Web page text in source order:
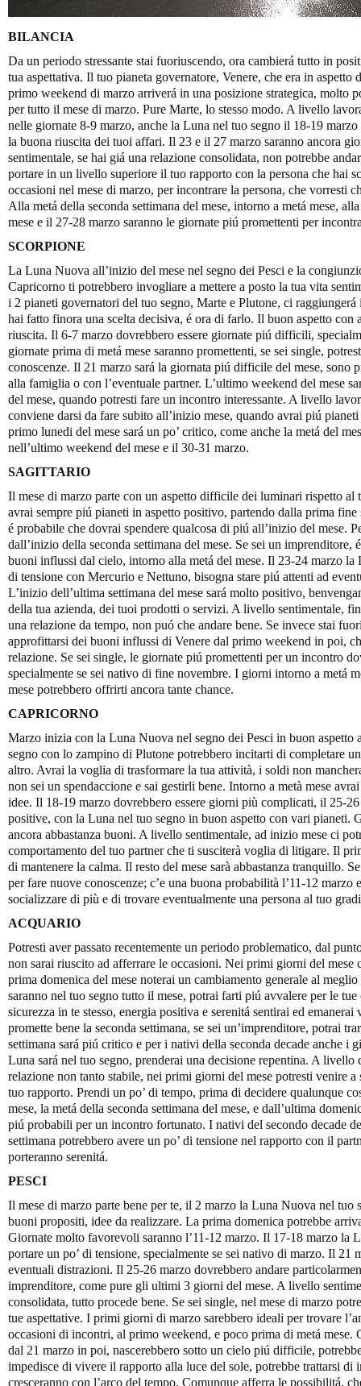
BILANCIA
Da un periodo stressante stai fuoriuscendo, ora cambierá tutto in
tua aspettativa. Il tuo pianeta governatore, Venere, che era in
primo weekend di marzo arriverá in una posizione strategica, molto
per tutto il mese di marzo. Pure Marte, lo stesso modo. A livello
nelle giornate 8-9 marzo, anche la Luna nel tuo segno il 18-19
la buona riuscita dei tuoi affari. Il 23 e il 27 marzo saranno ancora
sentimentale, se hai giá una relazione consolidata, non potrebbe
portare in un livello superiore il tuo rapporto con la persona che hai
occasioni nel mese di marzo, per incontrare la persona, che vorresti
Alla metá della seconda settimana del mese, intorno a metá mese,
mese e il 27-28 marzo saranno le giornate piú promettenti per
SCORPIONE
La Luna Nuova all’inizio del mese nel segno dei Pesci e la
Capricorno ti potrebbero invogliare a mettere a posto la tua vita
i 2 pianeti governatori del tuo segno, Marte e Plutone, ci raggiungerá
hai fatto finora una scelta decisiva, é ora di farlo. Il buon aspetto con
riuscita. Il 6-7 marzo dovrebbero essere giornate piú difficili,
giornate prima di metá mese saranno promettenti, se sei single,
conoscenze. Il 21 marzo sará la giornata piú difficile del mese, sono
alla famiglia o con l’eventuale partner. L’ultimo weekend del mese
del mese, quando potresti fare un incontro interessante. A livello
conviene darsi da fare subito all’inizio mese, quando avrai piú
primo lunedi del mese sará un po’ critico, come anche la metá del
nell’ultimo weekend del mese e il 30-31 marzo.
SAGITTARIO
Il mese di marzo parte con un aspetto difficile dei luminari rispetto al
avrai sempre piú pianeti in aspetto positivo, partendo dalla prima
é probabile che dovrai spendere qualcosa di piú all’inizio del mese.
dall’inizio della seconda settimana del mese. Se sei un imprenditore,
buoni influssi dal cielo, intorno alla metá del mese. Il 23-24 marzo la
di tensione con Mercurio e Nettuno, bisogna stare piú attenti ad
L’inizio dell’ultima settimana del mese sará molto positivo,
della tua azienda, dei tuoi prodotti o servizi. A livello sentimentale,
una relazione da tempo, non puó che andare bene. Se invece stai
approfittarsi dei buoni influssi di Venere dal primo weekend in poi,
relazione. Se sei single, le giornate piú promettenti per un incontro
specialmente se sei nativo di fine novembre. I giorni intorno a metá
mese potrebbero offrirti ancora tante chance.
CAPRICORNO
Marzo inizia con la Luna Nuova nel segno dei Pesci in buon aspetto
segno con lo zampino di Plutone potrebbero incitarti di completare
altro. Avrai la voglia di trasformare la tua attività, i soldi non
non sei un spendaccione e sai gestirli bene. Intorno a metà mese
idee. Il 18-19 marzo dovrebbero essere giorni più complicati, il 25-
positive, con la Luna nel tuo segno in buon aspetto con vari pianeti.
ancora abbastanza buoni. A livello sentimentale, ad inizio mese ci
comportamento del tuo partner che ti susciterà voglia di litigare. Il
di mantenere la calma. Il resto del mese sarà abbastanza tranquillo.
per fare nuove conoscenze; c’e una buona probabilità l’11-12 marzo
socializzare di più e di trovare eventualmente una persona al tuo
ACQUARIO
Potresti aver passato recentemente un periodo problematico, dal
non sarai riuscito ad afferrare le occasioni. Nei primi giorni del mese
prima domenica del mese noterai un cambiamento generale al
saranno nel tuo segno tutto il mese, potrai farti piú avvalere per le
sicurezza in te stesso, energia positiva e serenitá sentirai ed
promette bene la seconda settimana, se sei un’imprenditore, potrai
settimana sará piú critico e per i nativi della seconda decade anche i
Luna sará nel tuo segno, prenderai una decisione repentina. A livello
relazione non tanto stabile, nei primi giorni del mese potresti venire
tuo rapporto. Prendi un po’ di tempo, prima di decidere qualunque
mese, la metá della seconda settimana del mese, e dall’ultima
piú probabili per un incontro fortunato. I nativi del secondo decade
settimana potrebbero avere un po’ di tensione nel rapporto con il
porteranno serenitá.
PESCI
Il mese di marzo parte bene per te, il 2 marzo la Luna Nuova nel
buoni propositi, idee da realizzare. La prima domenica potrebbe
Giornate molto favorevoli saranno l’11-12 marzo. Il 17-18 marzo la
portare un po’ di tensione, specialmente se sei nativo di marzo. Il 21
eventuali distrazioni. Il 25-26 marzo dovrebbero andare
imprenditore, come pure gli ultimi 3 giorni del mese. A livello
consolidata, tutto procede bene. Se sei single, nel mese di marzo
tue aspettative. I primi giorni di marzo sarebbero ideali per trovare
occasioni di incontri, al primo weekend, e poco prima di metá mese.
dal 21 marzo in poi, nascerebbero sotto un cielo piú difficile,
impedisce di vivere il rapporto alla luce del sole, potrebbe trattarsi
cresceranno con l’arco del tempo. Comunque afferra le possibilitá,